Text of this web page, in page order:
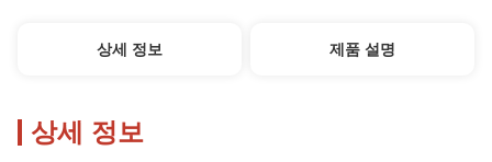
상세 정보 제품 설명
상세 정보